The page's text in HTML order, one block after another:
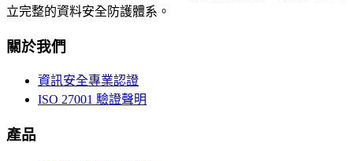
立完整的資料安全防護體系。
關於我們
資訊安全專業認證
ISO 27001 驗證聲明
產品